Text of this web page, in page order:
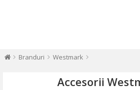
Branduri Westmark
Accesorii